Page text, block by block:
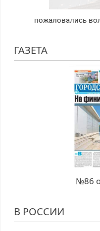
пожаловались
ГАЗЕТА
№86
В РОССИИ